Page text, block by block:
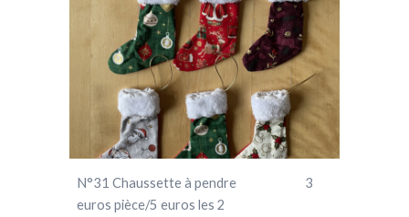
N°31Chaussette à pendre 3
euros pièce/5 euros les 2